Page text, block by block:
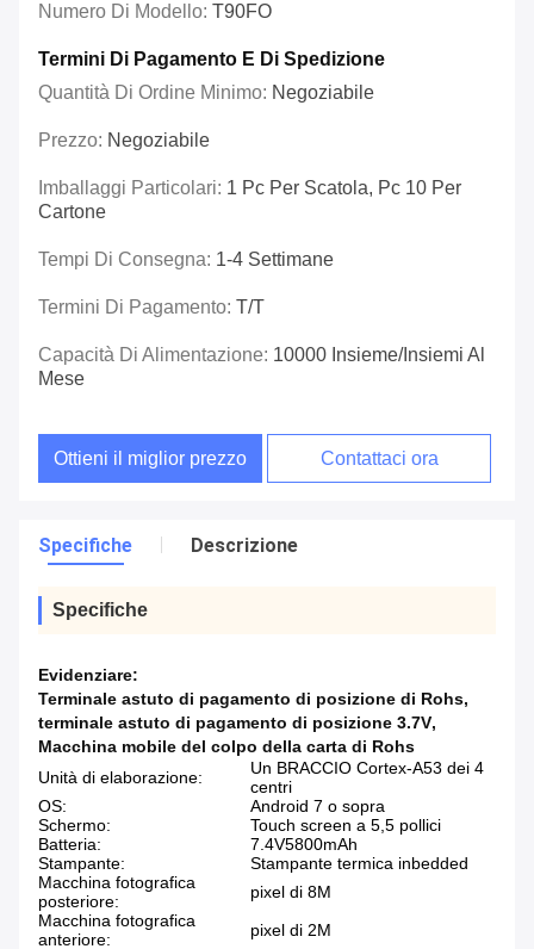
Numero Di Modello: T90FO
Termini Di Pagamento E Di Spedizione
Quantità Di Ordine Minimo: Negoziabile
Prezzo: Negoziabile
Imballaggi Particolari: 1 Pc Per Scatola, Pc 10 Per
Cartone
Tempi Di Consegna: 1-4 Settimane
Termini Di Pagamento: T/T
Capacità Di Alimentazione: 10000 Insieme/insiemi Al
Mese
Ottieni il miglior prezzo Contattaci ora
Specifiche Descrizione
Specifiche
Evidenziare:
Terminale astuto di pagamento di posizione di Rohs,
terminale astuto di pagamento di posizione 3.7V,
Macchina mobile del colpo della carta di Rohs
Unità di elaborazione:
Un BRACCIO Cortex-A53 dei 4
centri
OS:
Android 7 o sopra
Schermo:
Touch screen a 5,5 pollici
Batteria:
7.4V5800mAh
Stampante:
Stampante termica inbedded
Macchina fotografica
posteriore:
pixel di 8M
Macchina fotografica
anteriore:
pixel di 2M